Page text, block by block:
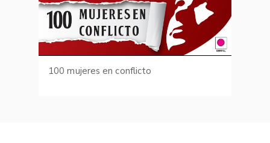
100 mujeres en conflicto